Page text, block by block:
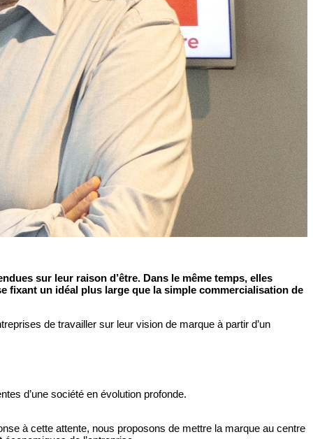
sur leur raison d’être. Dans le même temps, elles
fixant un idéal plus large que la simple commercialisation de
de travailler sur leur vision de marque à partir d’un
d’une société en évolution profonde.
à cette attente, nous proposons de mettre la marque au centre